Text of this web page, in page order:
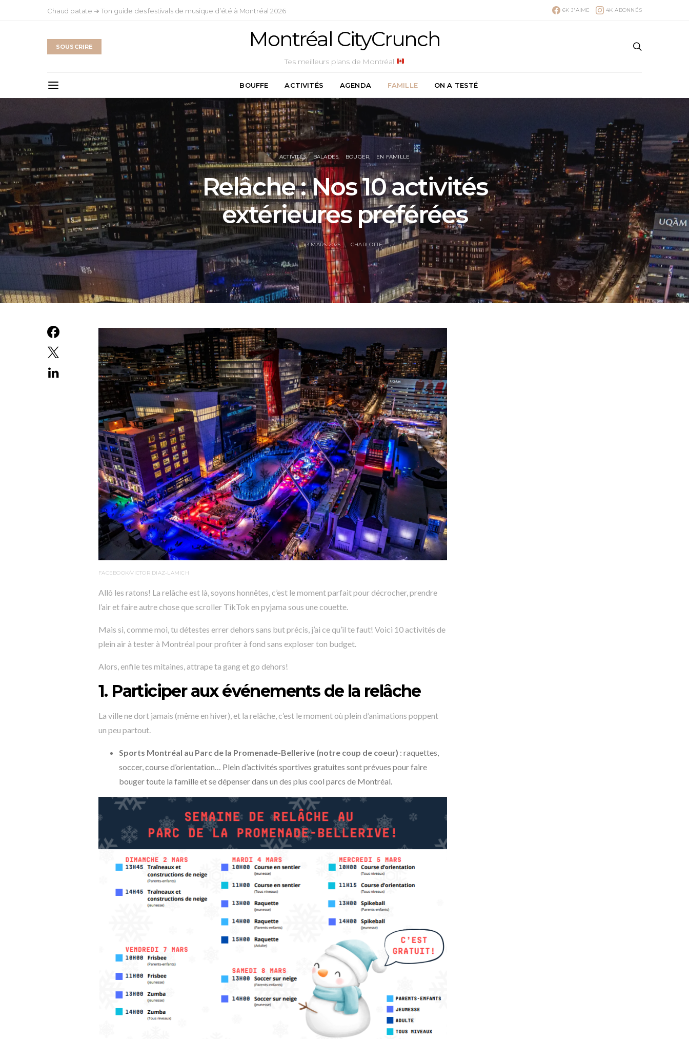
Chaud patate ➔ Ton guide des festivals de musique d’été à Montréal 2026 6K J'AIME 4K ABONNÉS
SOUSCRIRE Montréal CityCrunch
Tes meilleurs plans de Montréal
BOUFFE ACTIVITÉS AGENDA FAMILLE ON A TESTÉ
ACTIVITÉS BALADES BOUGER EN FAMILLE
Relâche : Nos 10 activités
extérieures préférées
3 MARS 2025 CHARLOTTE
FACEBOOK/VICTOR DIAZ-LAMICH
Allô les ratons! La relâche est là, soyons honnêtes, c’est le moment parfait pour décrocher, prendre
l’air et faire autre chose que scroller TikTok en pyjama sous une couette.
Mais si, comme moi, tu détestes errer dehors sans but précis, j’ai ce qu’il te faut! Voici 10 activités de
plein air à tester à Montréal pour profiter à fond sans exploser ton budget.
Alors, enfile tes mitaines, attrape ta gang et go dehors!
1. Participer aux événements de la relâche
La ville ne dort jamais (même en hiver), et la relâche, c’est le moment où plein d’animations poppent
un peu partout.
Sports Montréal au Parc de la Promenade-Bellerive (notre coup de coeur) : raquettes,
soccer, course d’orientation… Plein d’activités sportives gratuites sont prévues pour faire
bouger toute la famille et se dépenser dans un des plus cool parcs de Montréal.